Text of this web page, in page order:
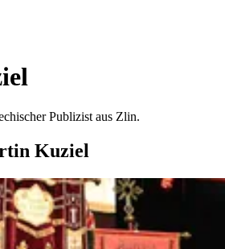
Publizist aus Zlin.
Kuziel